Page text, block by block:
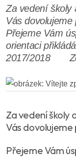
Za vedení školy
Vás
Přejeme Vám
orientaci
2017/2018
Za vedení školy
Vás
Přejeme Vám